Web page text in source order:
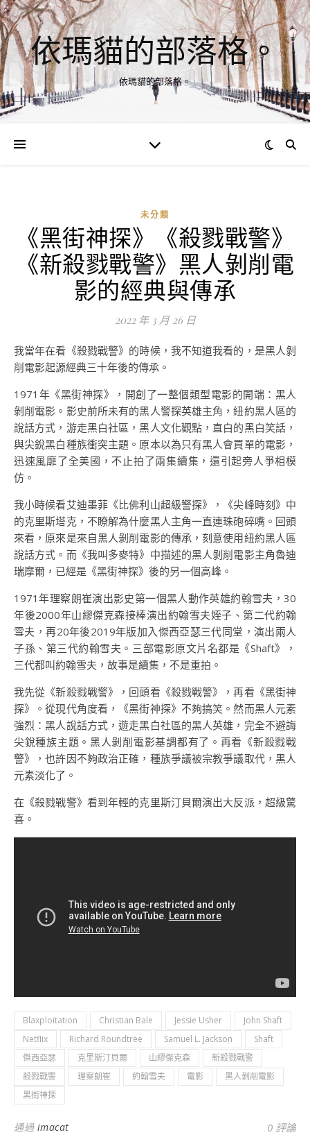
依瑪貓的部落格。
依瑪貓的部落格。
未分類
《黑街神探》《殺戮戰警》
《新殺戮戰警》黑人剝削電
影的經典與傳承
2022 年 3 月 26 日
我當年在看《殺戮戰警》的時候，我不知道我看的，是黑人剝
削電影起源經典三十年後的傳承。
1971年《黑街神探》，開創了一整個類型電影的開端：黑人
剝削電影。影史前所未有的黑人警探英雄主角，紐約黑人區的
說話方式，游走黑白社區，黑人文化觀點，直白的黑白笑話，
與尖銳黑白種族衝突主題。原本以為只有黑人會買單的電影，
迅速風靡了全美國，不止拍了兩集續集，還引起旁人爭相模
仿。
我小時候看艾迪墨菲《比佛利山超級警探》，《尖峰時刻》中
的克里斯塔克，不瞭解為什麼黑人主角一直連珠砲碎嘴。回頭
來看，原來是來自黑人剝削電影的傳承，刻意使用紐約黑人區
說話方式。而《我叫多麥特》中描述的黑人剝削電影主角魯迪
瑞摩爾，已經是《黑街神探》後的另一個高峰。
1971年理察朗崔演出影史第一個黑人動作英雄約翰雪夫，30
年後2000年山繆傑克森接棒演出約翰雪夫姪子、第二代約翰
雪夫，再20年後2019年版加入傑西亞瑟三代同堂，演出兩人
子孫、第三代約翰雪夫。三部電影原文片名都是《Shaft》，
三代都叫約翰雪夫，故事是續集，不是重拍。
我先從《新殺戮戰警》，回頭看《殺戮戰警》，再看《黑街神
探》。從現代角度看，《黑街神探》不夠搞笑。然而黑人元素
強烈：黑人說話方式，遊走黑白社區的黑人英雄，完全不避誨
尖銳種族主題。黑人剝削電影基調都有了。再看《新殺戮戰
警》，也許因不夠政治正確，種族爭議被宗教爭議取代，黑人
元素淡化了。
在《殺戮戰警》看到年輕的克里斯汀貝爾演出大反派，超級驚
喜。
Blaxploitation Christian Bale Jessie Usher
John Shaft
Netflix
Richard Roundtree Samuel L. Jackson
Shaft
傑西亞瑟
克里斯汀貝爾 山繆傑克森
新殺戮戰警
殺戮戰警
理察朗崔 約翰雪夫 電影
黑人剝削電影
黑街神探
通過 imacat 0 評論